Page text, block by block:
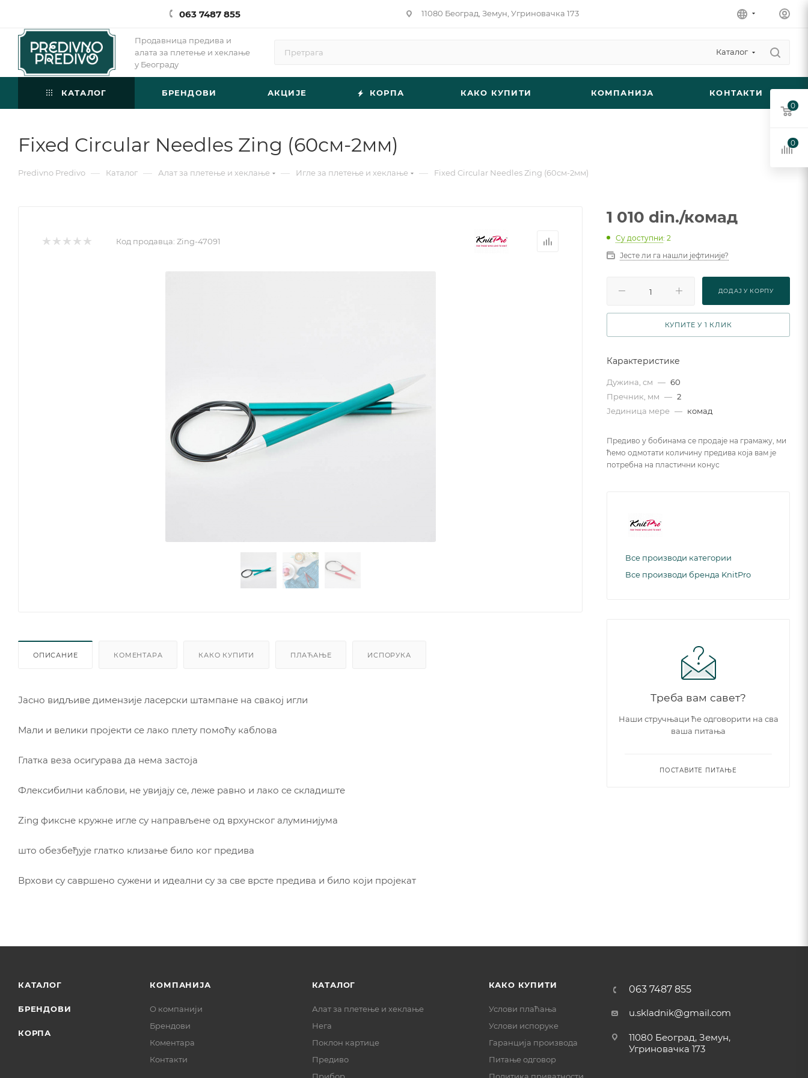
063 7487 855 11080 Београд, Земун, Угриновачка 173
Продавница предива и
алата за плетење и хеклање
у Београду
Каталог
КАТАЛОГ БРЕНДОВИ АКЦИЈЕ КОРПА КАКО КУПИТИ КОМПАНИЈА КОНТАКТИ
Fixed Circular Needles Zing (60см-2мм)
Predivno Predivo — Каталог — Алат за плетење и хеклање — Игле за плетење и хеклање — Fixed Circular Needles Zing (60см-2мм)
Код продавца: Zing-47091
ОПИСАНИЕ КОМЕНТАРА КАКО КУПИТИ ПЛАЋАЊЕ ИСПОРУКА
Јасно видљиве димензије ласерски штампане на свакој игли
Мали и велики пројекти се лако плету помоћу каблова
Глатка веза осигурава да нема застоја
Флексибилни каблови, не увијају се, леже равно и лако се складиште
Zing фиксне кружне игле су направљене од врхунског алуминијума
што обезбеђује глатко клизање било ког предива
Врхови су савршено сужени и идеални су за све врсте предива и било који пројекат
1 010 din./комад
Су доступни: 2
Јесте ли га нашли јефтиније?
ДОДАJ У КОРПУ
КУПИТЕ У 1 КЛИК
Карактеристике
Дужина, см — 60
Пречник, мм — 2
Јединица мере — комад
Предиво у бобинама се продаје на грамажу, ми
ћемо одмотати количину предива која вам је
потребна на пластични конус
Все производи категории
Все производи бренда KnitPro
Треба вам савет?
Наши стручњаци ће одговорити на сва
ваша питања
ПОСТАВИТЕ ПИТАЊЕ
КАТАЛОГ
БРЕНДОВИ
КОРПА
КОМПАНИЈА
О компанији
Брендови
Коментара
Контакти
КАТАЛОГ
Алат за плетење и хеклање
Нега
Поклон картице
Предиво
КАКО КУПИТИ
Услови плаћања
Услови испоруке
Гаранција производа
Питање одговор
063 7487 855
u.skladnik@gmail.com
11080 Београд, Земун,
Угриновачка 173
0
0